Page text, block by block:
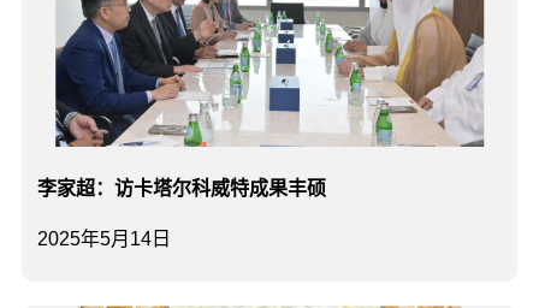
2025年5月14日
李家超：访卡塔尔科威特成果丰硕